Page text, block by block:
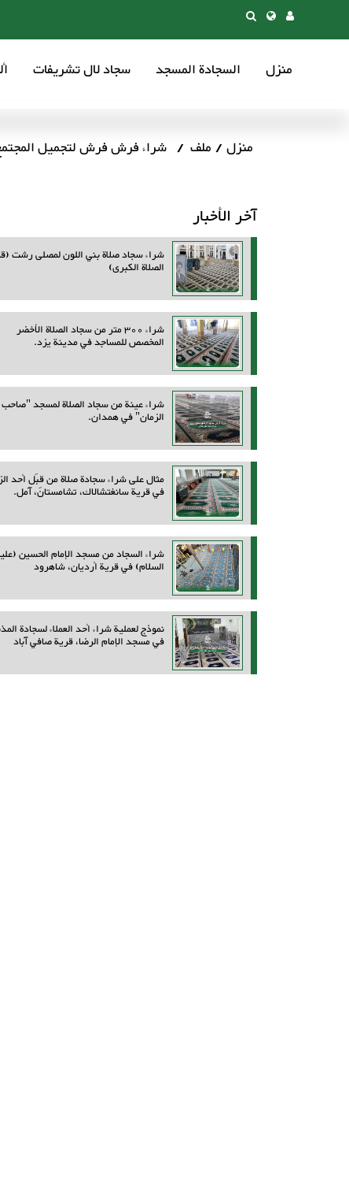
منزل السجادة المسجد سجاد لال تشریفات
منزل ملف شراء فرش فرش لتجميل
آخر الأخبار
شراء سجاد صلاة بني اللون لمصلى رشت
الصلاة الكبرى)
شراء 300 متر من سجاد الصلاة الأخضر
المخصص للمساجد في مدينة يزد.
شراء عينة من سجاد الصلاة لمسجد "صاحب
الزمان" في همدان.
مثال على شراء سجادة صلاة من قِبَل أحد
في قرية سانغتشالاك، تشامستان، آمل.
شراء السجاد من مسجد الإمام الحسين
السلام) في قرية أرديان، شاهرود
نموذج لعملية شراء أحد العملاء لسجادة
في مسجد الإمام الرضا، قرية صافي آباد